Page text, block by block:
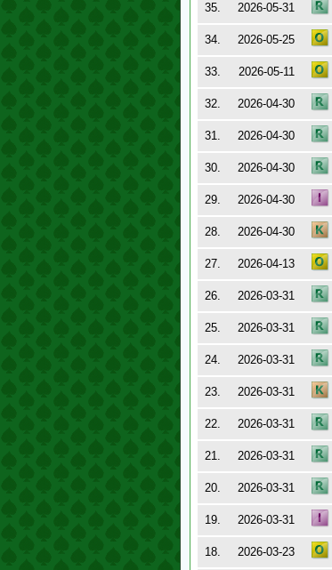
35. 2026-05-31
34. 2026-05-25
33. 2026-05-11
32. 2026-04-30
31. 2026-04-30
30. 2026-04-30
29. 2026-04-30
28. 2026-04-30
27. 2026-04-13
26. 2026-03-31
25. 2026-03-31
24. 2026-03-31
23. 2026-03-31
22. 2026-03-31
21. 2026-03-31
20. 2026-03-31
19. 2026-03-31
18. 2026-03-23